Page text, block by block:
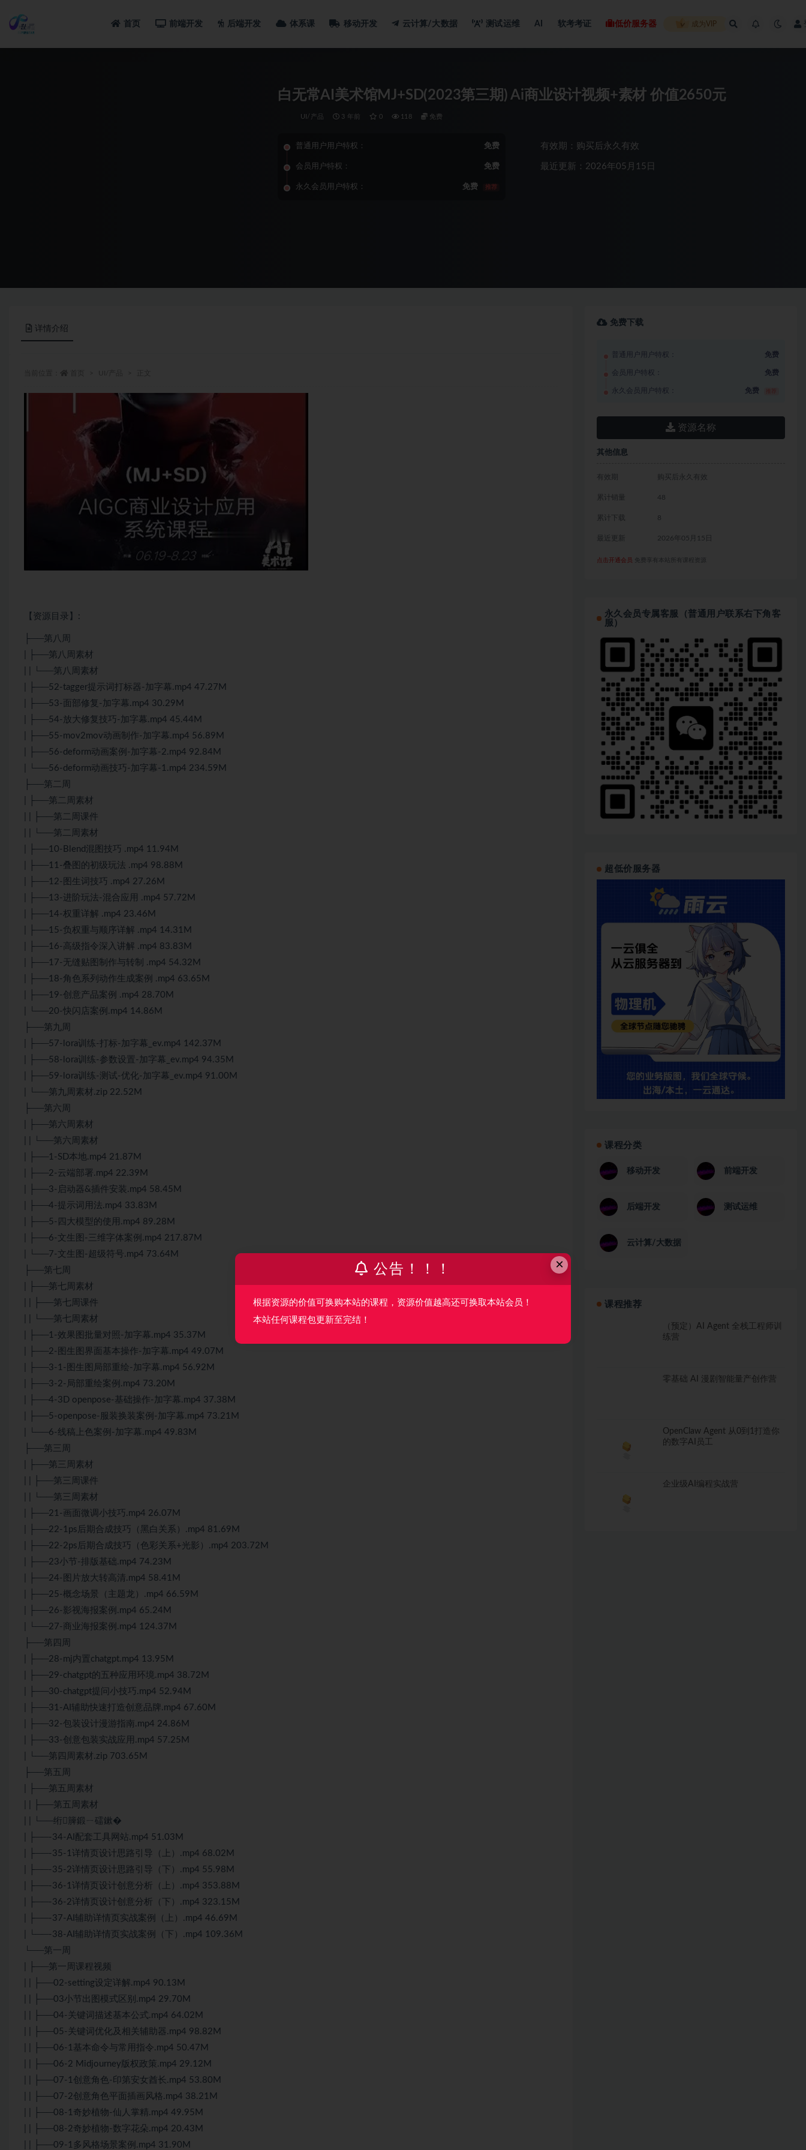
首页 前端开发 后端开发 体系课 移动开发 云计算/大数据 测试运维 AI 软考考证 低价服务器 成为VIP
白无常AI美术馆MJ+SD(2023第三期) Ai商业设计视频+素材 价值2650元
UI/产品 3 年前 0 118 免费
普通用户用户特权： 免费
会员用户特权： 免费
永久会员用户特权： 免费 推荐
有效期：购买后永久有效
最近更新：2026年05月15日
详情介绍
【资源目录】:
├──第八周
| ├──第八周素材
| | └──第八周素材
| ├──52-tagger提示词打标器-加字幕.mp4 47.27M
| ├──53-面部修复-加字幕.mp4 30.29M
| ├──54-放大修复技巧-加字幕.mp4 45.44M
| ├──55-mov2mov动画制作-加字幕.mp4 56.89M
| ├──56-deform动画案例-加字幕-2.mp4 92.84M
| └──56-deform动画技巧-加字幕-1.mp4 234.59M
├──第二周
| ├──第二周素材
| | ├──第二周课件
| | └──第二周素材
| ├──10-Blend混图技巧 .mp4 11.94M
| ├──11-叠图的初级玩法 .mp4 98.88M
| ├──12-图生词技巧 .mp4 27.26M
| ├──13-进阶玩法-混合应用 .mp4 57.72M
| ├──14-权重详解 .mp4 23.46M
| ├──15-负权重与顺序详解 .mp4 14.31M
| ├──16-高级指令深入讲解 .mp4 83.83M
| ├──17-无缝贴图制作与转制 .mp4 54.32M
| ├──18-角色系列动作生成案例 .mp4 63.65M
| ├──19-创意产品案例 .mp4 28.70M
| └──20-快闪店案例.mp4 14.86M
├──第九周
| ├──57-lora训练-打标-加字幕_ev.mp4 142.37M
| ├──58-lora训练-参数设置-加字幕_ev.mp4 94.35M
| ├──59-lora训练-测试-优化-加字幕_ev.mp4 91.00M
| └──第九周素材.zip 22.52M
├──第六周
| ├──第六周素材
| | └──第六周素材
| ├──1-SD本地.mp4 21.87M
| ├──2-云端部署.mp4 22.39M
| ├──3-启动器&插件安装.mp4 58.45M
| ├──4-提示词用法.mp4 33.83M
| ├──5-四大模型的使用.mp4 89.28M
| ├──6-文生图-三维字体案例.mp4 217.87M
| └──7-文生图-超级符号.mp4 73.64M
├──第七周
| ├──第七周素材
| | ├──第七周课件
| | └──第七周素材
| ├──1-效果图批量对照-加字幕.mp4 35.37M
| ├──2-图生图界面基本操作-加字幕.mp4 49.07M
| ├──3-1-图生图局部重绘-加字幕.mp4 56.92M
| ├──3-2-局部重绘案例.mp4 73.20M
| ├──4-3D openpose-基础操作-加字幕.mp4 37.38M
| ├──5-openpose-服装换装案例-加字幕.mp4 73.21M
| └──6-线稿上色案例-加字幕.mp4 49.83M
├──第三周
| ├──第三周素材
| | ├──第三周课件
| | └──第三周素材
| ├──21-画面微调小技巧.mp4 26.07M
| ├──22-1ps后期合成技巧（黑白关系）.mp4 81.69M
| ├──22-2ps后期合成技巧（色彩关系+光影）.mp4 203.72M
| ├──23小节-排版基础.mp4 74.23M
| ├──24-图片放大转高清.mp4 58.41M
| ├──25-概念场景（主题龙）.mp4 66.59M
| ├──26-影视海报案例.mp4 65.24M
| └──27-商业海报案例.mp4 124.37M
├──第四周
| ├──28-mj内置chatgpt.mp4 13.95M
| ├──29-chatgpt的五种应用环境.mp4 38.72M
| ├──30-chatgpt提问小技巧.mp4 52.94M
| ├──31-AI 辅助快速打造创意品牌.mp4 67.60M
| ├──32-包装设计漫游指南.mp4 24.86M
| ├──33-创意包装实战应用.mp4 57.25M
| └──第四周素材.zip 703.65M
├──第五周
| ├──第五周素材
| | ├──第五周素材
| | └──绗簲鍛ㄧ礌鏉�
| ├──-34-AI配套工具网站.mp4 51.03M
| ├──-35-1详情页设计思路引导（上）.mp4 68.02M
| ├──-35-2详情页设计思路引导（下）.mp4 55.98M
| ├──-36-1详情页设计创意分析（上）.mp4 353.88M
| ├──-36-2详情页设计创意分析（下）.mp4 323.15M
| ├──-37-AI辅助详情页实战案例（上）.mp4 46.69M
| └──-38-AI辅助详情页实战案例（下）.mp4 109.36M
└──第一周
| ├──第一周课程视频
| | ├──02-setting设定详解.mp4 90.13M
| | ├──03小节出图模式区别.mp4 29.70M
| | ├──04-关键词描述基本公式.mp4 64.02M
| | ├──05-关键词优化及相关辅助器.mp4 98.82M
| | ├──06-1基本命令与常用指令.mp4 50.47M
| | ├──06-2 Midjourney版权政策.mp4 29.12M
| | ├──07-1创意角色-印第安女酋长.mp4 53.80M
| | ├──07-2创意角色平面插画风格.mp4 38.21M
| | ├──08-1奇妙植物-仙人掌精.mp4 49.95M
| | ├──08-2奇妙植物-数字花朵.mp4 20.43M
| | ├──09-1多风格场景案例.mp4 31.90M
免费下载
普通用户用户特权： 免费
会员用户特权： 免费
永久会员用户特权： 免费
资源名称
其他信息
有效期 购买后永久有效
累计销量 48
累计下载 8
最近更新 2026年05月15日
点击开通会员 免费享有本站所有课程资源
永久会员专属客服（普通用户联系右下角客
服）
超低价服务器
课程分类
移动开发 前端开发
后端开发 测试运维
云计算/大数据
课程推荐
（预定）AI Agent 全栈工程师训
练营
零基础 AI 漫剧智能量产创作营
OpenClaw Agent 从0到1打造你
的数字AI员工
企业级AI编程实战营
×
公告！！！
根据资源的价值可换购本站的课程，资源价值越高还可换取本站会员！
本站任何课程包更新至完结！